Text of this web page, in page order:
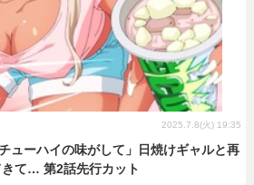
ューハイの味がして」日焼けギャルと再
て… 第2話先行カット
2025.7.8(火) 19:35